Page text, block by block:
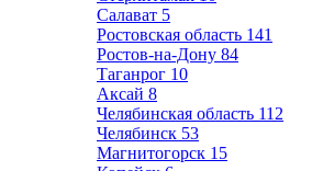
Салават 5
Ростовская область 141
Ростов-на-Дону 84
Таганрог 10
Аксай 8
Челябинская область 112
Челябинск 53
Магнитогорск 15